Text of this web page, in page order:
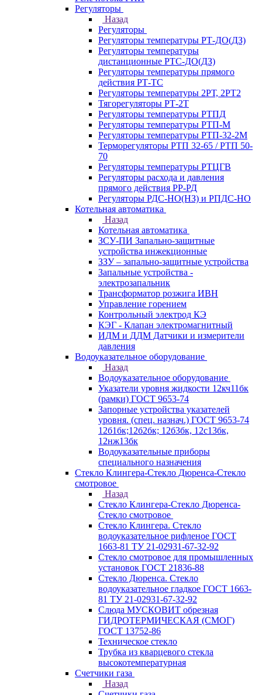
Регуляторы
Назад
Регуляторы
Регуляторы температуры РТ-ДО(ДЗ)
Регуляторы температуры
дистанционные РТС-ДО(ДЗ)
Регуляторы температуры прямого
действия РТ-ТС
Регуляторы температуры 2РТ, 2РT2
Тягорегуляторы РТ-2Т
Регуляторы температуры РТПД
Регуляторы температуры РТП-M
Регуляторы температуры РТП-32-2М
Терморегуляторы РТП 32-65 / РТП 50-
70
Регуляторы температуры РТЦГВ
Регуляторы расхода и давления
прямого действия РР-РД
Регуляторы РДС-НО(НЗ) и РПДС-НО
Котельная автоматика
Назад
Котельная автоматика
ЗСУ-ПИ Запально-защитные
устройства инжекционные
ЗЗУ – запально-защитные устройства
Запальные устройства -
электрозапальник
Трансформатор розжига ИВН
Управление горением
Контрольный электрод КЭ
КЭГ - Клапан электромагнитный
ИДМ и ДДМ Датчики и измерители
давления
Водоуказательное оборудование
Назад
Водоуказательное оборудование
Указатели уровня жидкости 12кч11бк
(рамки) ГОСТ 9653-74
Запорные устройства указателей
уровня. (спец. назнач.) ГОСТ 9653-74
12б1бк;12б2бк; 12б3бк, 12с13бк,
12нж13бк
Водоуказательные приборы
специального назначения
Стекло Клингера-Стекло Дюренса-Стекло
смотровое
Назад
Стекло Клингера-Стекло Дюренса-
Стекло смотровое
Стекло Клингера. Стекло
водоуказательное рифленое ГОСТ
1663-81 ТУ 21-02931-67-32-92
Стекло смотровое для промышленных
установок ГОСТ 21836-88
Стекло Дюренса. Стекло
водоуказательное гладкое ГОСТ 1663-
81 ТУ 21-02931-67-32-92
Слюда МУСКОВИТ обрезная
ГИДРОТЕРМИЧЕСКАЯ (СМОГ)
ГОСТ 13752-86
Техническое стекло
Трубка из кварцевого стекла
высокотемпературная
Счетчики газа
Назад